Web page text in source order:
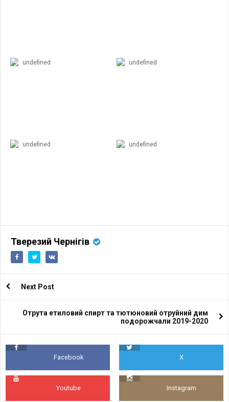
undefined undefined
undefined undefined
Тверезий Чернігів
Next Post
Отрута етиловий спирт та тютюновий отруйний дим
подорожчали 2019-2020
Facebook X
Youtube Instagram